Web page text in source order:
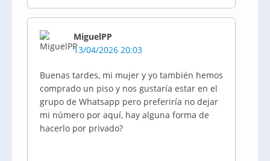
MiguelPP
13/04/2026 20:03
Buenas tardes, mi mujer y yo también hemos
comprado un piso y nos gustaría estar en el
grupo de Whatsapp pero preferiría no dejar
mi número por aquí, hay alguna forma de
hacerlo por privado?